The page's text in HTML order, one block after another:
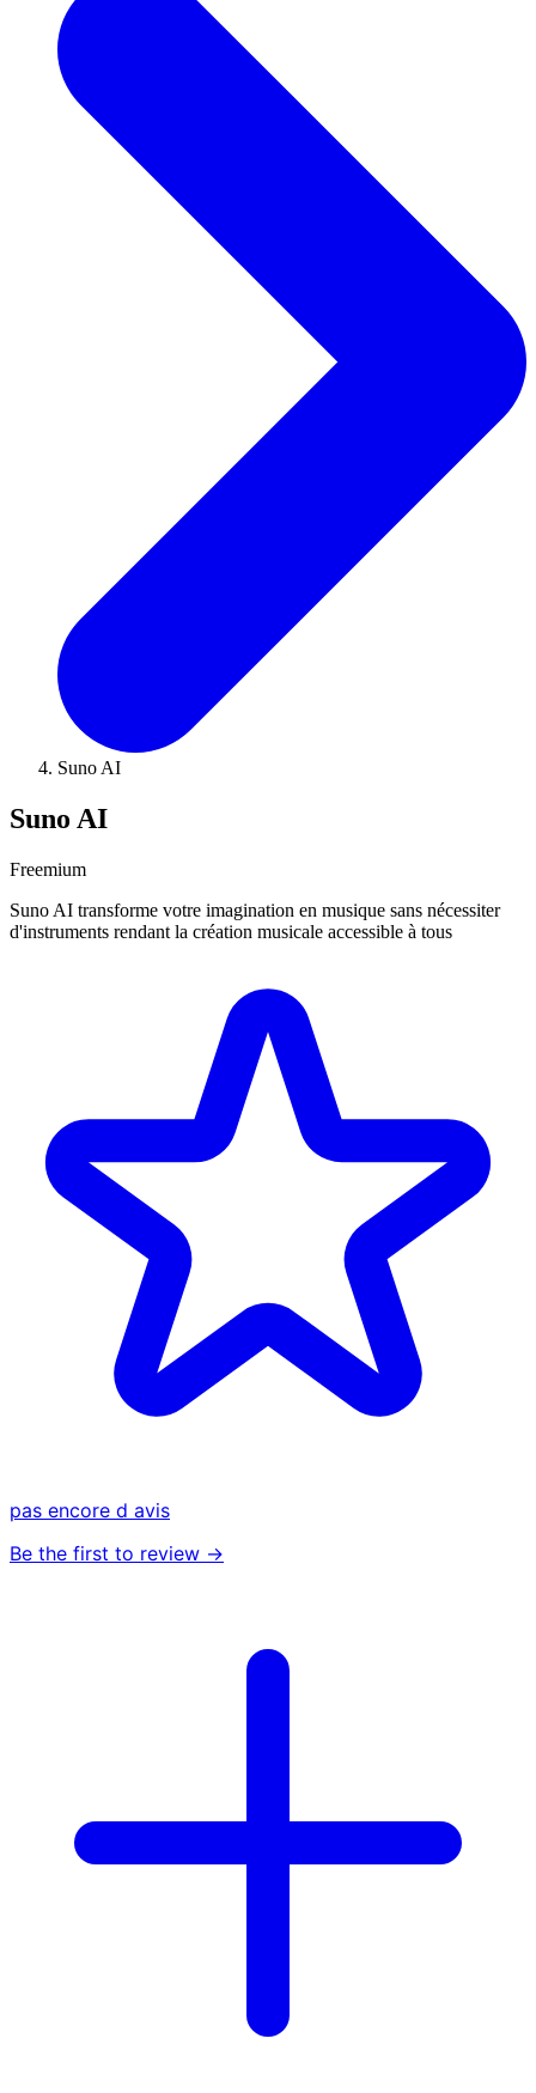
Suno AI
Suno AI
Freemium
Suno AI transforme votre imagination en musique sans nécessiter
d'instruments rendant la création musicale accessible à tous
pas encore d avis
Be the first to review →